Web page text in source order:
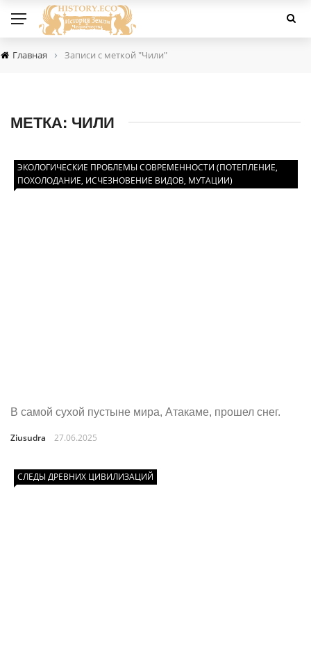
Главная › Записи с меткой "Чили"
МЕТКА: ЧИЛИ
ЭКОЛОГИЧЕСКИЕ ПРОБЛЕМЫ СОВРЕМЕННОСТИ (ПОТЕПЛЕНИЕ,
ПОХОЛОДАНИЕ, ИСЧЕЗНОВЕНИЕ ВИДОВ, МУТАЦИИ)
В самой сухой пустыне мира, Атакаме, прошел снег.
Ziusudra 27.06.2025
СЛЕДЫ ДРЕВНИХ ЦИВИЛИЗАЦИЙ